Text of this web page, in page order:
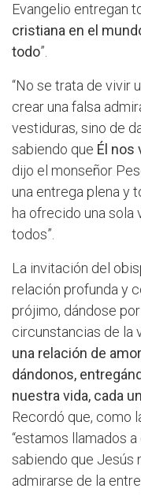
Evangelio entregan
cristiana en el
todo”.
“No se trata de vivir
crear una falsa
vestiduras, sino de
sabiendo que Él nos
dijo el monseñor
una entrega plena y
ha ofrecido una sola
todos”.
La invitación del
relación profunda y
prójimo, dándose
circunstancias de la
una relación de
dándonos,
nuestra vida, cada
Recordó que, como
“estamos llamados
sabiendo que Jesús
admirarse de la